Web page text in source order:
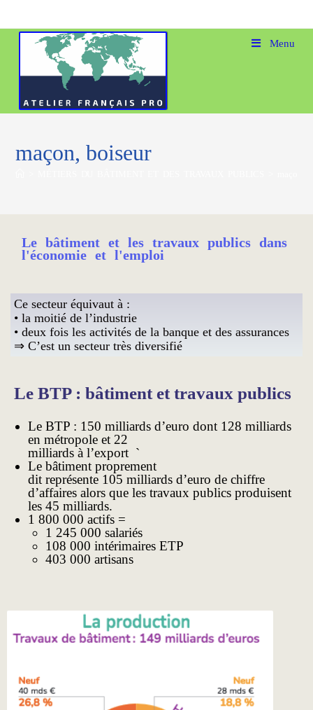
Menu
maçon, boiseur
Le bâtiment et les travaux publics dans
l'économie et l'emploi
Ce secteur équivaut à :
• la moitié de l’industrie
• deux fois les activités de la banque et des assurances
⇒ C’est un secteur très diversifié
Le BTP : bâtiment et travaux publics
Le BTP : 150 milliards d’euro dont 128 milliards
en métropole et 22
milliards à l’export `
Le bâtiment proprement
dit représente 105 milliards d’euro de chiffre
d’affaires alors que les travaux publics produisent
les 45 milliards.
1 800 000 actifs =
1 245 000 salariés
108 000 intérimaires ETP
403 000 artisans